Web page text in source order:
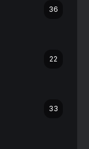
36
22
33